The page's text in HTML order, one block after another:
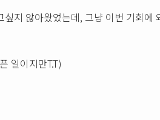
지 않아왔었는데, 그냥 이번 기회에
일이지만T.T)